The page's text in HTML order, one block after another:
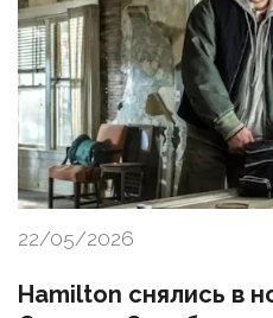
22/05/2026
Hamilton снялись в